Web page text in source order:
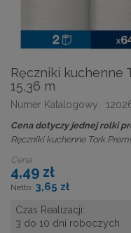
Ręczniki kuchenne
15,36 m
Numer Katalogowy:
Cena dotyczy jednej rolki
Ręczniki kuchenne Tork
Cena
4,49 zł
3,65 zł
Czas Realizacji:
3 do 10 dni roboczych